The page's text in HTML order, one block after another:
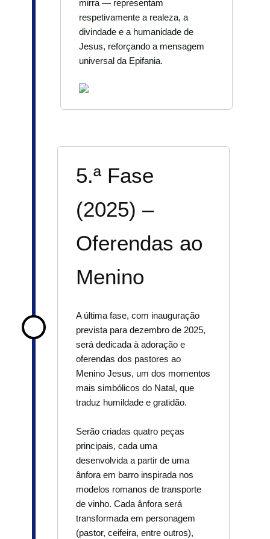
mirra — representam
respetivamente a realeza, a
divindade e a humanidade de
Jesus, reforçando a mensagem
universal da Epifania.
5.ª Fase
(2025) –
Oferendas ao
Menino
A última fase, com inauguração
prevista para dezembro de 2025,
será dedicada à adoração e
oferendas dos pastores ao
Menino Jesus, um dos momentos
mais simbólicos do Natal, que
traduz humildade e gratidão.
Serão criadas quatro peças
principais, cada uma
desenvolvida a partir de uma
ânfora em barro inspirada nos
modelos romanos de transporte
de vinho. Cada ânfora será
transformada em personagem
(pastor, ceifeira, entre outros),